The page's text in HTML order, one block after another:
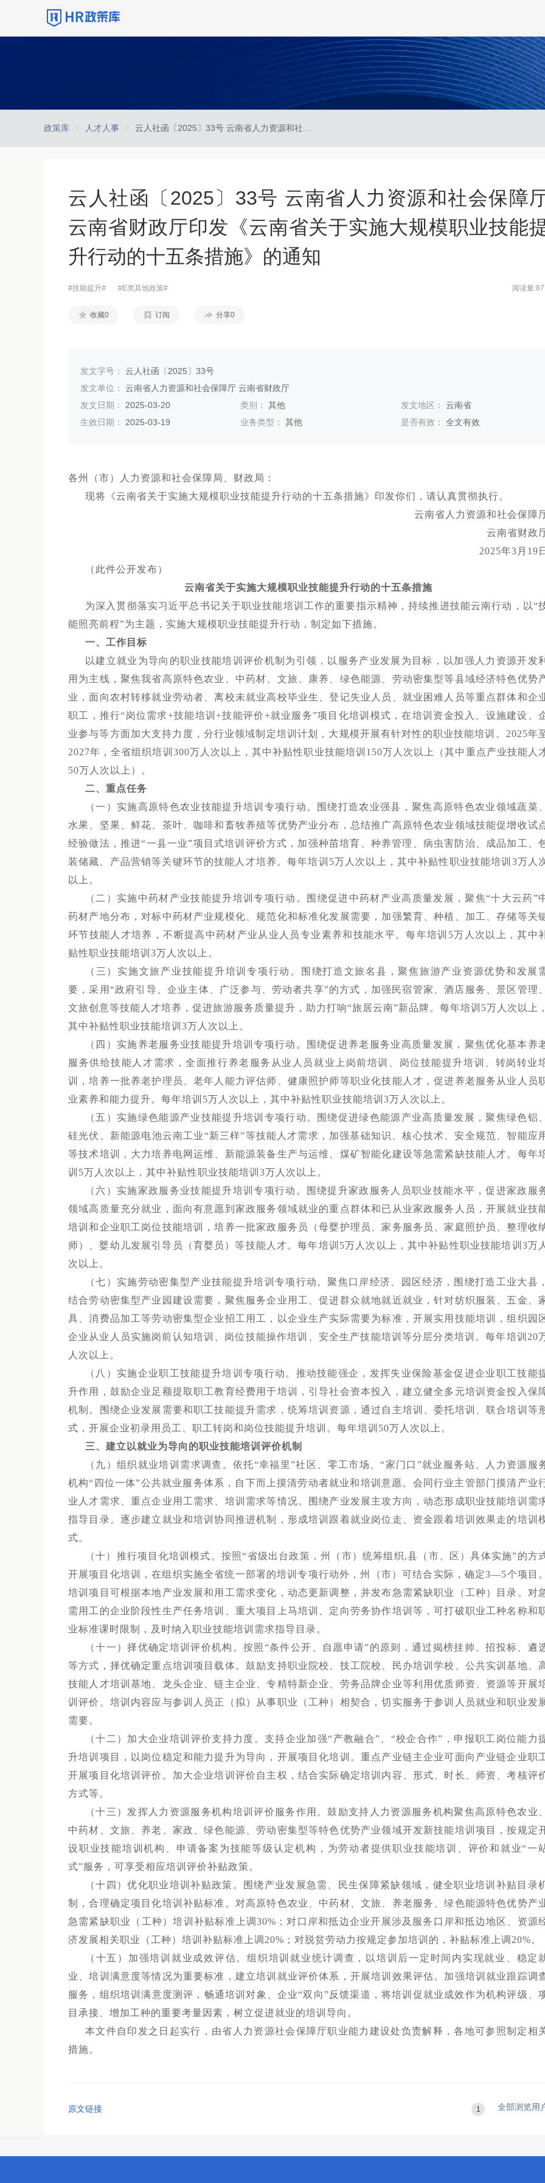
政策库 人才人事
云人社函〔2025〕33号 云南省人力资源和社会保障
云南省财政厅印发《云南省关于实施大规模职业技能
升行动的十五条措施》的通知
#技能提升# #E类其他政策# 阅读量
收藏0 订阅 分享0
发文字号： 云人社函〔2025〕33号
发文单位： 云南省人力资源和社会保障厅 云南省财政厅
发文日期： 2025-03-20 类别：其他 发文地区： 云南省
生效日期： 2025-03-19 业务类型：其他 是否有效： 全文有效
各州（市）人力资源和社会保障局、财政局：
现将《云南省关于实施大规模职业技能提升行动的十五条措施》印发你们，请认真贯彻执行。
云南省人力资源和社会保障
云南省财政
2025年3月19日
（此件公开发布）
云南省关于实施大规模职业技能提升行动的十五条措施
为深入贯彻落实习近平总书记关于职业技能培训工作的重要指示精神，持续推进技能云南行动，以“
能照亮前程”为主题，实施大规模职业技能提升行动，制定如下措施。
一、工作目标
以建立就业为导向的职业技能培训评价机制为引领，以服务产业发展为目标，以加强人力资源开发利
用为主线，聚焦我省高原特色农业、中药材、文旅、康养、绿色能源、劳动密集型等县域经济特色优势
业，面向农村转移就业劳动者、离校未就业高校毕业生、登记失业人员、就业困难人员等重点群体和企
职工，推行“岗位需求+技能培训+技能评价+就业服务”项目化培训模式，在培训资金投入、设施建设、
业参与等方面加大支持力度，分行业领域制定培训计划，大规模开展有针对性的职业技能培训。2025年
2027年，全省组织培训300万人次以上，其中补贴性职业技能培训150万人次以上（其中重点产业技能人
50万人次以上）。
二、重点任务
（一）实施高原特色农业技能提升培训专项行动。围绕打造农业强县，聚焦高原特色农业领域蔬菜、
水果、坚果、鲜花、茶叶、咖啡和畜牧养殖等优势产业分布，总结推广高原特色农业领域技能促增收试
经验做法，推进“一县一业”项目式培训评价方式，加强种苗培育、种养管理、病虫害防治、成品加工、
装储藏、产品营销等关键环节的技能人才培养。每年培训5万人次以上，其中补贴性职业技能培训3万人
以上。
（二）实施中药材产业技能提升培训专项行动。围绕促进中药材产业高质量发展，聚焦“十大云药”
药材产地分布，对标中药材产业规模化、规范化和标准化发展需要，加强繁育、种植、加工、存储等关
环节技能人才培养，不断提高中药材产业从业人员专业素养和技能水平。每年培训5万人次以上，其中
贴性职业技能培训3万人次以上。
（三）实施文旅产业技能提升培训专项行动。围绕打造文旅名县，聚焦旅游产业资源优势和发展
要，采用“政府引导、企业主体、广泛参与、劳动者共享”的方式，加强民宿管家、酒店服务、景区管理、
文旅创意等技能人才培养，促进旅游服务质量提升，助力打响“旅居云南”新品牌。每年培训5万人次以上，
其中补贴性职业技能培训3万人次以上。
（四）实施养老服务业技能提升培训专项行动。围绕促进养老服务业高质量发展，聚焦优化基本养
服务供给技能人才需求，全面推行养老服务从业人员就业上岗前培训、岗位技能提升培训、转岗转业
训，培养一批养老护理员、老年人能力评估师、健康照护师等职业化技能人才，促进养老服务从业人员
业素养和能力提升。每年培训5万人次以上，其中补贴性职业技能培训3万人次以上。
（五）实施绿色能源产业技能提升培训专项行动。围绕促进绿色能源产业高质量发展，聚焦绿色铝、
硅光伏、新能源电池云南工业“新三样”等技能人才需求，加强基础知识、核心技术、安全规范、智能应
等技术培训，大力培养电网运维、新能源装备生产与运维、煤矿智能化建设等急需紧缺技能人才。每年
训5万人次以上，其中补贴性职业技能培训3万人次以上。
（六）实施家政服务业技能提升培训专项行动。围绕提升家政服务人员职业技能水平，促进家政服
领域高质量充分就业，面向有意愿到家政服务领域就业的重点群体和已从业家政服务人员，开展就业技
培训和企业职工岗位技能培训，培养一批家政服务员（母婴护理员、家务服务员、家庭照护员、整理收
师）、婴幼儿发展引导员（育婴员）等技能人才。每年培训5万人次以上，其中补贴性职业技能培训3万人
次以上。
（七）实施劳动密集型产业技能提升培训专项行动。聚焦口岸经济、园区经济，围绕打造工业大县，
结合劳动密集型产业园建设需要，聚焦服务企业用工、促进群众就地就近就业，针对纺织服装、五金、
具、消费品加工等劳动密集型企业招工用工，以企业生产实际需要为标准，开展实用技能培训，组织园
企业从业人员实施岗前认知培训、岗位技能操作培训、安全生产技能培训等分层分类培训。每年培训20
人次以上。
（八）实施企业职工技能提升培训专项行动。推动技能强企，发挥失业保险基金促进企业职工技能
升作用，鼓励企业足额提取职工教育经费用于培训，引导社会资本投入，建立健全多元培训资金投入保
机制。围绕企业发展需要和职工技能提升需求，统筹培训资源，通过自主培训、委托培训、联合培训等
式，开展企业初录用员工、职工转岗和岗位技能提升培训。每年培训50万人次以上。
三、建立以就业为导向的职业技能培训评价机制
（九）组织就业培训需求调查。依托“幸福里”社区、零工市场、“家门口”就业服务站、人力资源服
机构“四位一体”公共就业服务体系，自下而上摸清劳动者就业和培训意愿。会同行业主管部门摸清产业
业人才需求、重点企业用工需求、培训需求等情况。围绕产业发展主攻方向，动态形成职业技能培训需
指导目录。逐步建立就业和培训协同推进机制，形成培训跟着就业岗位走、资金跟着培训效果走的培训
式。
（十）推行项目化培训模式。按照“省级出台政策，州（市）统筹组织,县（市、区）具体实施”的方
开展项目化培训，在组织实施全省统一部署的培训专项行动外，州（市）可结合实际，确定3—5个项目。
培训项目可根据本地产业发展和用工需求变化，动态更新调整，并发布急需紧缺职业（工种）目录。对
需用工的企业阶段性生产任务培训、重大项目上马培训、定向劳务协作培训等，可打破职业工种名称和
业标准课时限制，及时纳入职业技能培训需求指导目录。
（十一）择优确定培训评价机构。按照“条件公开、自愿申请”的原则，通过揭榜挂帅、招投标、遴
等方式，择优确定重点培训项目载体。鼓励支持职业院校、技工院校、民办培训学校、公共实训基地、
技能人才培训基地、龙头企业、链主企业、专精特新企业、劳务品牌企业等利用优质师资、资源等开展
训评价。培训内容应与参训人员正（拟）从事职业（工种）相契合，切实服务于参训人员就业和职业发
需要。
（十二）加大企业培训评价支持力度。支持企业加强“产教融合”、“校企合作”，申报职工岗位能力
升培训项目，以岗位稳定和能力提升为导向，开展项目化培训。重点产业链主企业可面向产业链企业职
开展项目化培训评价。加大企业培训评价自主权，结合实际确定培训内容、形式、时长、师资、考核评
方式等。
（十三）发挥人力资源服务机构培训评价服务作用。鼓励支持人力资源服务机构聚焦高原特色农业、
中药材、文旅、养老、家政、绿色能源、劳动密集型等特色优势产业领域开发新技能培训项目，按规定
设职业技能培训机构、申请备案为技能等级认定机构，为劳动者提供职业技能培训、评价和就业“一
式”服务，可享受相应培训评价补贴政策。
（十四）优化职业培训补贴政策。围绕产业发展急需、民生保障紧缺领域，健全职业培训补贴目录
制，合理确定项目化培训补贴标准。对高原特色农业、中药材、文旅、养老服务、绿色能源特色优势产
急需紧缺职业（工种）培训补贴标准上调30%；对口岸和抵边企业开展涉及服务口岸和抵边地区、资源
济发展相关职业（工种）培训补贴标准上调20%；对脱贫劳动力按规定参加培训的，补贴标准上调20%。
（十五）加强培训就业成效评估。组织培训就业统计调查，以培训后一定时间内实现就业、稳定
业、培训满意度等情况为重要标准，建立培训就业评价体系，开展培训效果评估。加强培训就业跟踪调
服务，组织培训满意度测评，畅通培训对象、企业“双向”反馈渠道，将培训促就业成效作为机构评级、
目承接、增加工种的重要考量因素，树立促进就业的培训导向。
本文件自印发之日起实行，由省人力资源社会保障厅职业能力建设处负责解释，各地可参照制定相
措施。
原文链接 1 全部浏览用